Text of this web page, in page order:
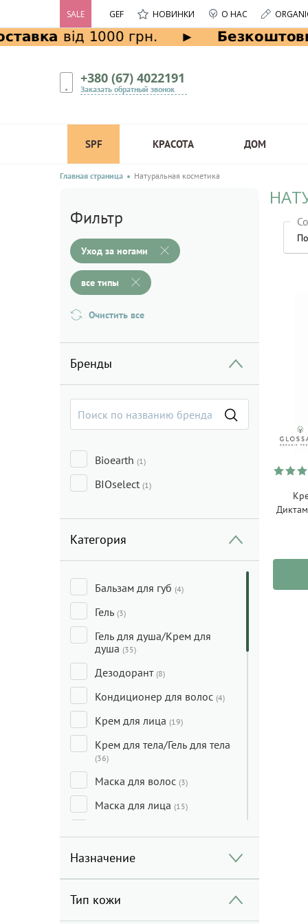
SALE GEF НОВИНКИ О НАС
+380 (67) 4022191
Заказать обратный звонок
SPF КРАСОТА ДОМ
Главная страница Натуральная косметика
Фильтр
Уход за ногами
все типы
Очистить все
Бренды
Bioearth (1)
BIOselect (1)
Категория
Бальзам для губ (4)
Гель (3)
Гель для душа/Крем для
душа (35)
Дезодорант (8)
Кондиционер для волос (4)
Крем для лица (19)
Крем для тела/Гель для тела
(36)
Маска для волос (3)
Маска для лица (15)
Мицеллярная вода/
Молочко для лица/Средства
для очищения(17)
Мыло
Назначение
Тип кожи